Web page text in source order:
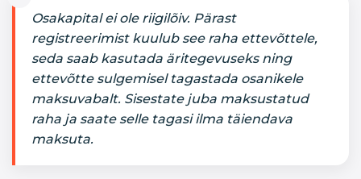
Osakapital ei ole riigilõiv. Pärast
registreerimist kuulub see raha ettevõttele,
seda saab kasutada äritegevuseks ning
ettevõtte sulgemisel tagastada osanikele
maksuvabalt. Sisestate juba maksustatud
raha ja saate selle tagasi ilma täiendava
maksuta.